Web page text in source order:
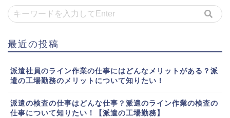
最近の投稿
派遣社員のライン作業の仕事にはどんなメリットがある？派
遣の工場勤務のメリットについて知りたい！
派遣の検査の仕事はどんな仕事？派遣のライン作業の検査の
仕事について知りたい！【派遣の工場勤務】